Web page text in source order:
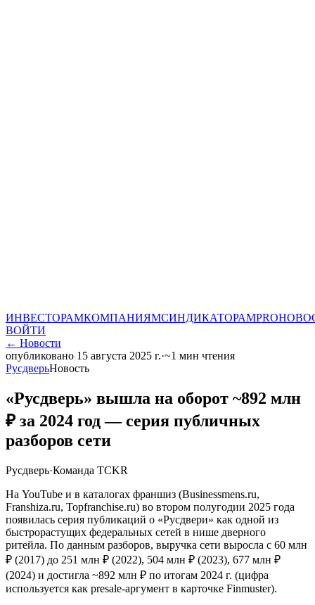
ИНВЕСТОРАМКОМПАНИЯМСИНДИКАТОРАМPRO
ВОЙТИ
← Новости
опубликовано 15 августа 2025 г.·~1 мин чтения
РусдверьНовость
«Русдверь» вышла на оборот ~892 млн
₽ за 2024 год — серия публичных
разборов сети
Русдверь·Команда TCKR
На YouTube и в каталогах франшиз (Businessmens.ru,
Franshiza.ru, Topfranchise.ru) во втором полугодии 2025 года
появилась серия публикаций о «Русдвери» как одной из
быстрорастущих федеральных сетей в нише дверного
ритейла. По данным разборов, выручка сети выросла с 60 млн
₽ (2017) до 251 млн ₽ (2022), 504 млн ₽ (2023), 677 млн ₽
(2024) и достигла ~892 млн ₽ по итогам 2024 г. (цифра
используется как presale-аргумент в карточке Finmuster).